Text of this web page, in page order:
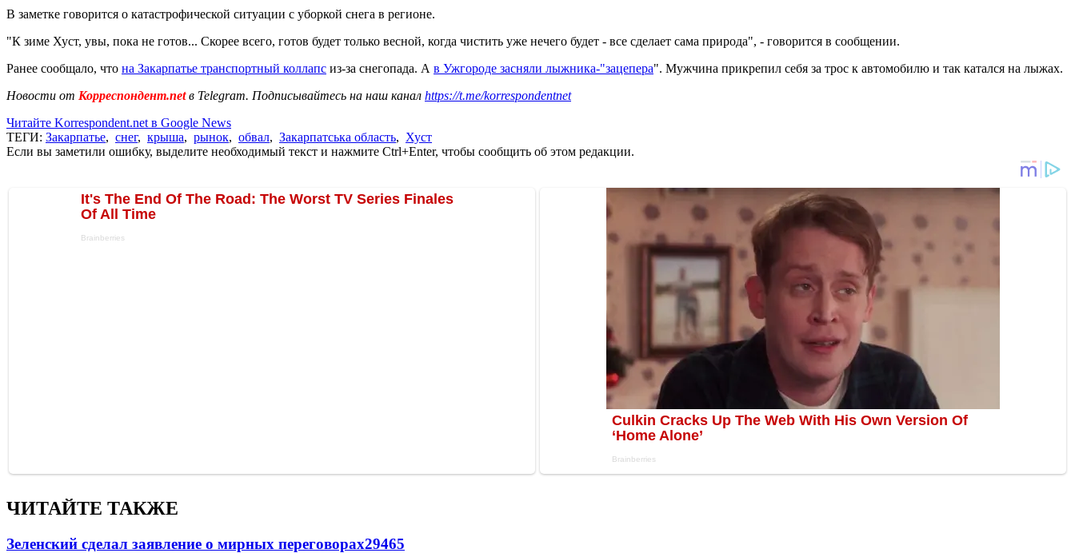
В заметке говорится о катастрофической ситуации с уборкой снега в регионе.
"К зиме Хуст, увы, пока не готов... Скорее всего, готов будет только весной, когда чистить уже нечего будет - все сделает сама природа", - говорится в сообщении.
Ранее сообщало, что на Закарпатье транспортный коллапс из-за снегопада. А в Ужгороде засняли лыжника-"зацепера". Мужчина прикрепил себя за трос к автомобилю и так катался на лыжах.
Новости от Корреспондент.netв Telegram. Подписывайтесь на наш канал https://t.me/korrespondentnet
Читайте Korrespondent.net в Google News
ТЕГИ: Закарпатье, снег, крыша, рынок, обвал, Закарпатська область, Хуст
Если вы заметили ошибку, выделите необходимый текст и нажмите Ctrl+Enter, чтобы сообщить об этом редакции.
ЧИТАЙТЕ ТАКЖЕ
Зеленский сделал заявление о мирных переговорах29465